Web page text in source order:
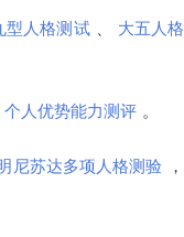
型人格测试
大五人格
个人优势能力测评 。
尼苏达多项人格测验
，